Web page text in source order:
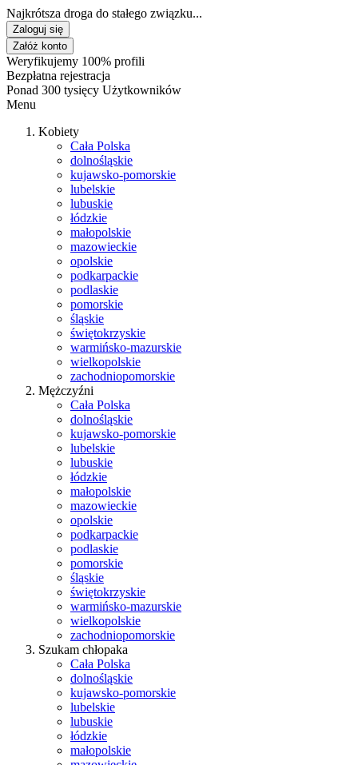
Najkrótsza droga do stałego związku...
Zaloguj się
Załóż konto
Weryfikujemy 100% profili
Bezpłatna rejestracja
Ponad 300 tysięcy Użytkowników
Menu
Kobiety
Cała Polska
dolnośląskie
kujawsko-pomorskie
lubelskie
lubuskie
łódzkie
małopolskie
mazowieckie
opolskie
podkarpackie
podlaskie
pomorskie
śląskie
świętokrzyskie
warmińsko-mazurskie
wielkopolskie
zachodniopomorskie
Mężczyźni
Cała Polska
dolnośląskie
kujawsko-pomorskie
lubelskie
lubuskie
łódzkie
małopolskie
mazowieckie
opolskie
podkarpackie
podlaskie
pomorskie
śląskie
świętokrzyskie
warmińsko-mazurskie
wielkopolskie
zachodniopomorskie
Szukam chłopaka
Cała Polska
dolnośląskie
kujawsko-pomorskie
lubelskie
lubuskie
łódzkie
małopolskie